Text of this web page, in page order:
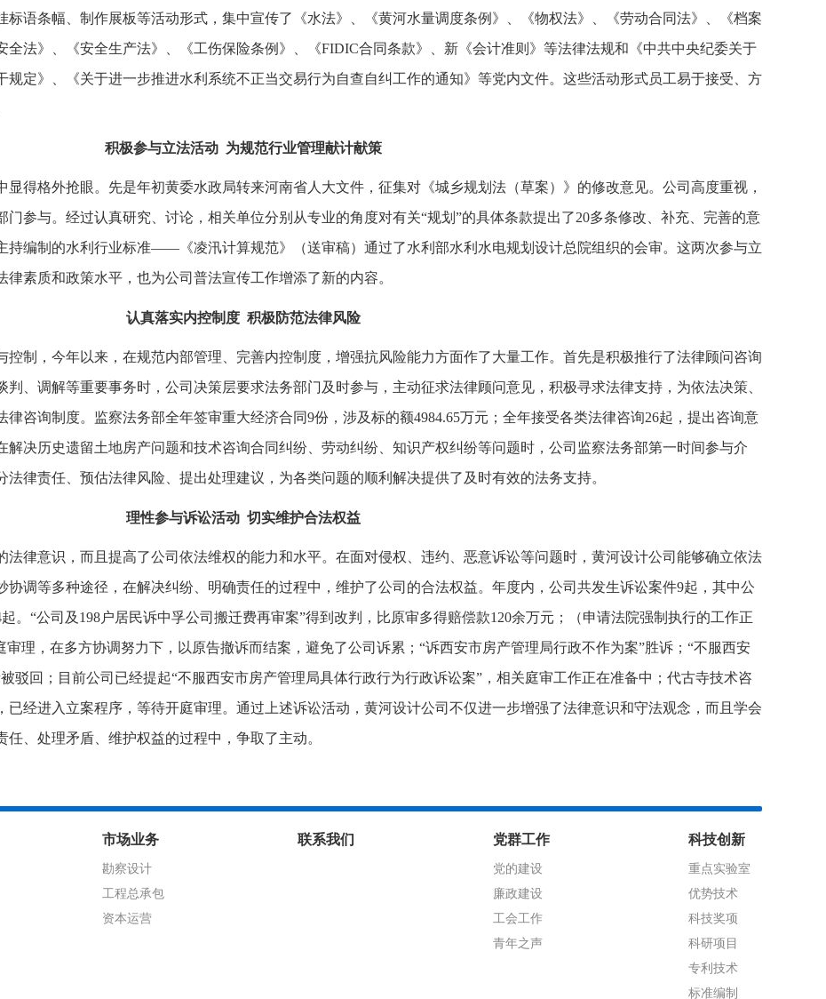
语条幅、制作展板等活动形式，集中宣传了《水法》、《黄河水量调度条例》、《物权法》、《劳动合同法》、《档案
法》、《安全生产法》、《工伤保险条例》、《FIDIC合同条款》、新《会计准则》等法律法规和《中共中央纪委关于
定》、《关于进一步推进水利系统不正当交易行为自查自纠工作的通知》等党内文件。这些活动形式员工易于接受、方
积极参与立法活动 为规范行业管理献计献策
得格外抢眼。先是年初黄委水政局转来河南省人大文件，征集对《城乡规划法（草案）》的修改意见。公司高度重视，
参与。经过认真研究、讨论，相关单位分别从专业的角度对有关“规划”的具体条款提出了20多条修改、补充、完善的意
持编制的水利行业标准――《凌汛计算规范》（送审稿）通过了水利部水利水电规划设计总院组织的会审。这两次参与立
素质和政策水平，也为公司普法宣传工作增添了新的内容。
认真落实内控制度 积极防范法律风险
制，今年以来，在规范内部管理、完善内控制度，增强抗风险能力方面作了大量工作。首先是积极推行了法律顾问咨询
、调解等重要事务时，公司决策层要求法务部门及时参与，主动征求法律顾问意见，积极寻求法律支持，为依法决策、
咨询制度。监察法务部全年签审重大经济合同9份，涉及标的额4984.65万元；全年接受各类法律咨询26起，提出咨询意
决历史遗留土地房产问题和技术咨询合同纠纷、劳动纠纷、知识产权纠纷等问题时，公司监察法务部第一时间参与介
律责任、预估法律风险、提出处理建议，为各类问题的顺利解决提供了及时有效的法务支持。
理性参与诉讼活动 切实维护合法权益
律意识，而且提高了公司依法维权的能力和水平。在面对侵权、违约、恶意诉讼等问题时，黄河设计公司能够确立依法
调等多种途径，在解决纠纷、明确责任的过程中，维护了公司的合法权益。年度内，公司共发生诉讼案件9起，其中公
起。“公司及 198户居民诉中孚公司搬迁费再审案”得到改判，比原审多得赔偿款120余万元；（申请法院强制执行的工作正
审理，在多方协调努力下，以原告撤诉而结案，避免了公司诉累；“诉西安市房产管理局行政不作为案”胜诉；“不服西安
驳回；目前公司已经提起“不服西安市房产管理局具体行政行为行政诉讼案”，相关庭审工作正在准备中；代古寺技术咨
经进入立案程序，等待开庭审理。通过上述诉讼活动，黄河设计公司不仅进一步增强了法律意识和守法观念，而且学会
、处理矛盾、维护权益的过程中，争取了主动。
市场业务
勘察设计
工程总承包
资本运营
联系我们 党群工作
党的建设
廉政建设
工会工作
青年之声
科技创新
重点实验室
优势技术
科技奖项
科研项目
专利技术
标准编制